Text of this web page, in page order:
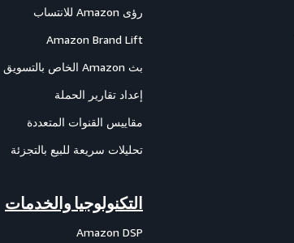
رؤى Amazon للانتساب
Amazon Brand Lift
بث Amazon الخاص بالتسويق
إعداد تقارير الحملة
مقاييس القنوات المتعددة
تحليلات سريعة للبيع بالتجزئة
التكنولوجيا والخدمات
Amazon DSP